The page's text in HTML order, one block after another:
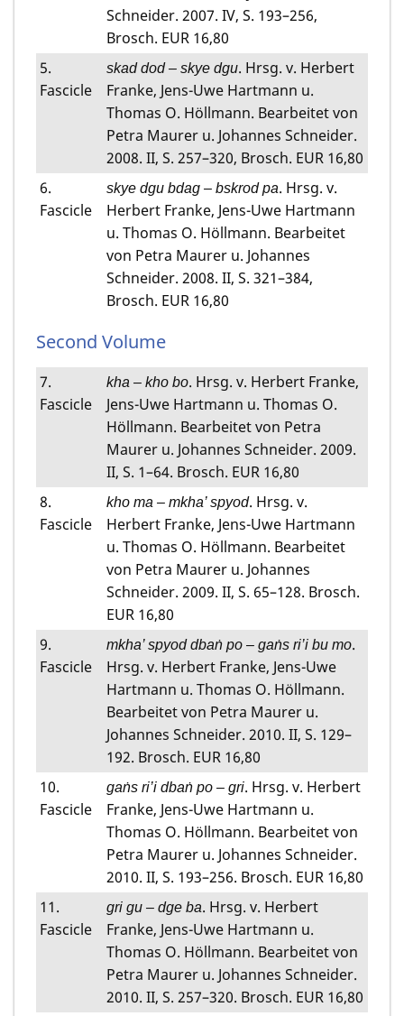
Schneider. 2007. IV, S. 193–256,
Brosch. EUR 16,80
5.
Fascicle
skad dod – skye dgu. Hrsg. v. Herbert
Franke, Jens-Uwe Hartmann u.
Thomas O. Höllmann. Bearbeitet von
Petra Maurer u. Johannes Schneider.
2008. II, S. 257–320, Brosch. EUR 16,80
6.
Fascicle
skye dgu bdag – bskrod pa. Hrsg. v.
Herbert Franke, Jens-Uwe Hartmann
u. Thomas O. Höllmann. Bearbeitet
von Petra Maurer u. Johannes
Schneider. 2008. II, S. 321–384,
Brosch. EUR 16,80
Second Volume
7.
Fascicle
kha – kho bo. Hrsg. v. Herbert Franke,
Jens-Uwe Hartmann u. Thomas O.
Höllmann. Bearbeitet von Petra
Maurer u. Johannes Schneider. 2009.
II, S. 1–64. Brosch. EUR 16,80
8.
Fascicle
kho ma – mkha’ spyod. Hrsg. v.
Herbert Franke, Jens-Uwe Hartmann
u. Thomas O. Höllmann. Bearbeitet
von Petra Maurer u. Johannes
Schneider. 2009. II, S. 65–128. Brosch.
EUR 16,80
9.
Fascicle
mkha’ spyod dbaṅ po – gaṅs ri’i bu mo.
Hrsg. v. Herbert Franke, Jens-Uwe
Hartmann u. Thomas O. Höllmann.
Bearbeitet von Petra Maurer u.
Johannes Schneider. 2010. II, S. 129–
192. Brosch. EUR 16,80
10.
Fascicle
gaṅs ri’i dbaṅ po – gri. Hrsg. v. Herbert
Franke, Jens-Uwe Hartmann u.
Thomas O. Höllmann. Bearbeitet von
Petra Maurer u. Johannes Schneider.
2010. II, S. 193–256. Brosch. EUR 16,80
11.
Fascicle
gri gu – dge ba. Hrsg. v. Herbert
Franke, Jens-Uwe Hartmann u.
Thomas O. Höllmann. Bearbeitet von
Petra Maurer u. Johannes Schneider.
2010. II, S. 257–320. Brosch. EUR 16,80